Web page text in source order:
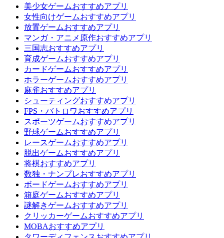
美少女ゲームおすすめアプリ
女性向けゲームおすすめアプリ
放置ゲームおすすめアプリ
マンガ・アニメ原作おすすめアプリ
三国志おすすめアプリ
育成ゲームおすすめアプリ
カードゲームおすすめアプリ
ホラーゲームおすすめアプリ
麻雀おすすめアプリ
シューティングおすすめアプリ
FPS・バトロワおすすめアプリ
スポーツゲームおすすめアプリ
野球ゲームおすすめアプリ
レースゲームおすすめアプリ
脱出ゲームおすすめアプリ
将棋おすすめアプリ
数独・ナンプレおすすめアプリ
ボードゲームおすすめアプリ
箱庭ゲームおすすめアプリ
謎解きゲームおすすめアプリ
クリッカーゲームおすすめアプリ
MOBAおすすめアプリ